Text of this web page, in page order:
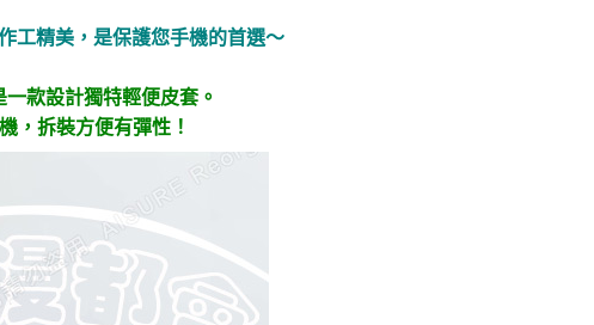
工精美，是保護您手機的首選～
款設計獨特輕便皮套。
，拆裝方便有彈性！